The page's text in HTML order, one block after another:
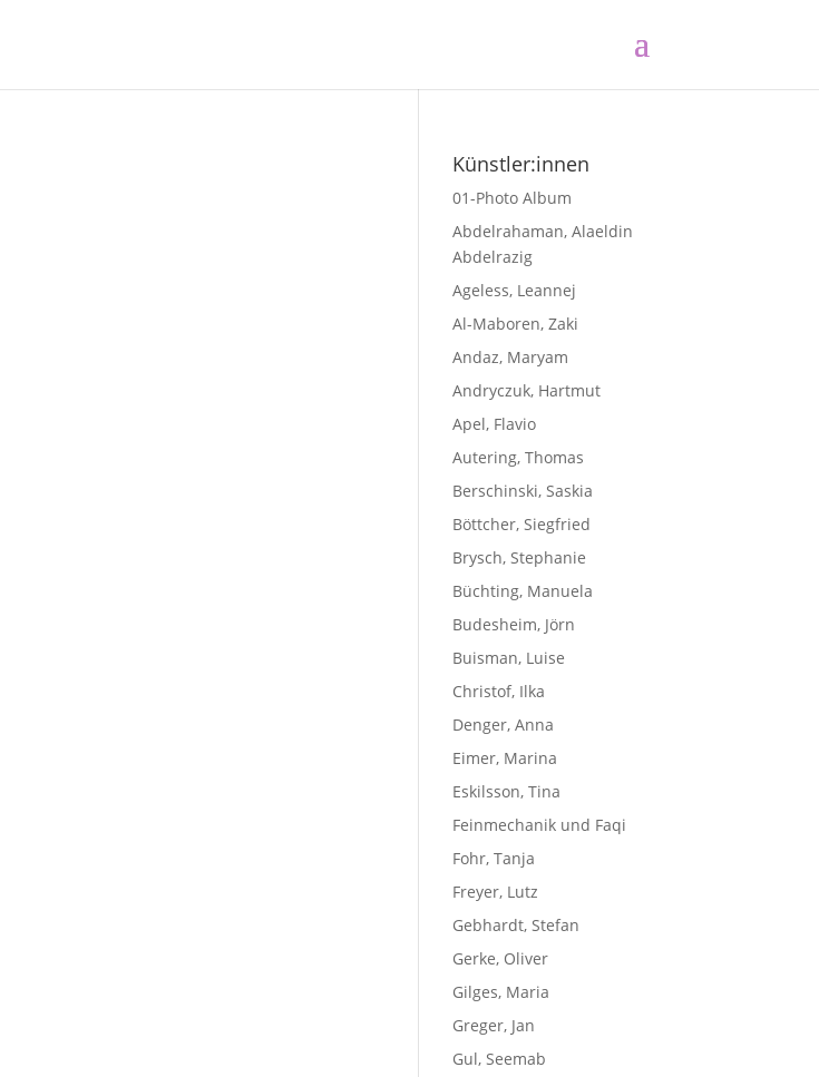
Künstler:innen
01-Photo Album
Abdelrahaman, Alaeldin
Abdelrazig
Ageless, Leannej
Al-Maboren, Zaki
Andaz, Maryam
Andryczuk, Hartmut
Apel, Flavio
Autering, Thomas
Berschinski, Saskia
Böttcher, Siegfried
Brysch, Stephanie
Büchting, Manuela
Budesheim, Jörn
Buisman, Luise
Christof, Ilka
Denger, Anna
Eimer, Marina
Eskilsson, Tina
Feinmechanik und Faqi
Fohr, Tanja
Freyer, Lutz
Gebhardt, Stefan
Gerke, Oliver
Gilges, Maria
Greger, Jan
Gul, Seemab